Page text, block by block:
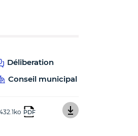
Déliberation
Conseil municipal
PDF